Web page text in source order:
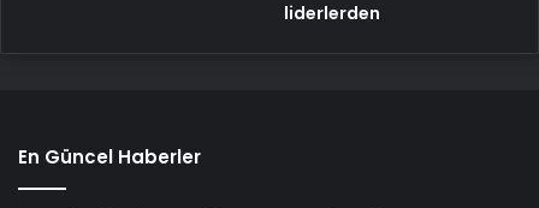
liderlerden
En Güncel Haberler